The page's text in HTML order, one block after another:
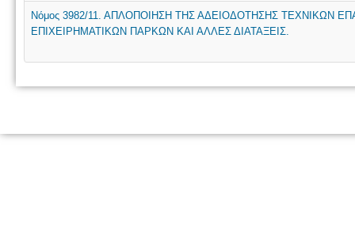
Νόμος 3982/11. ΑΠΛΟΠΟΙΗΣΗ ΤΗΣ ΑΔΕΙΟΔΟΤΗΣΗΣ ΤΕΧΝΙΚΩΝ
ΕΠΙΧΕΙΡΗΜΑΤΙΚΩΝ ΠΑΡΚΩΝ ΚΑΙ ΑΛΛΕΣ ΔΙΑΤΑΞΕΙΣ.